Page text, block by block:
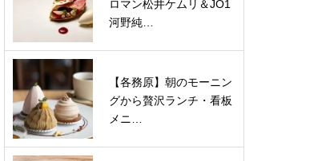
ロマン松井ケムリ＆JO1
河野純…
【各務原】朝のモーニン
グから贅沢ランチ・看板
メニ…